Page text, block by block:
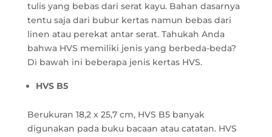
tulis yang bebas dari serat kayu. Bahan dasarnya
tentu saja dari bubur kertas namun bebas dari
linen atau perekat antar serat. Tahukah Anda
bahwa HVS memiliki jenis yang berbeda-beda?
Di bawah ini beberapa jenis kertas HVS.
HVS B5
Berukuran 18,2 x 25,7 cm, HVS B5 banyak
digunakan pada buku bacaan atau catatan. HVS